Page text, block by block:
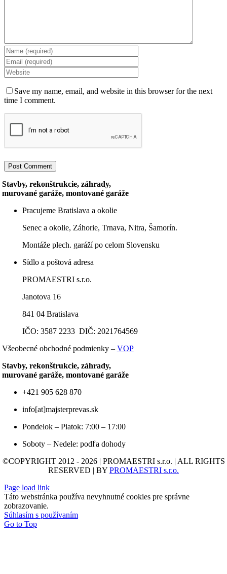
Save my name, email, and website in this browser for the next
time I comment.
Stavby, rekonštrukcie, záhrady,
murované garáže, montované garáže
Pracujeme Bratislava a okolie
Senec a okolie, Záhorie, Trnava, Nitra, Šamorín.
Montáže plech. garáží po celom Slovensku
Sídlo a poštová adresa
PROMAESTRI s.r.o.
Janotova 16
841 04 Bratislava
IČO: 3587 2233 DIČ: 2021764569
Všeobecné obchodné podmienky – VOP
Stavby, rekonštrukcie, záhrady,
murované garáže, montované garáže
+421 905 628 870
info[at]majsterprevas.sk
Pondelok – Piatok: 7:00 – 17:00
Soboty – Nedele: podľa dohody
©COPYRIGHT 2012 - 2026 | PROMAESTRI s.r.o. | ALL RIGHTS
RESERVED | BY PROMAESTRI s.r.o.
Page load link
Táto webstránka používa nevyhnutné cookies pre správne
zobrazovanie.
Súhlasím s používaním
Go to Top